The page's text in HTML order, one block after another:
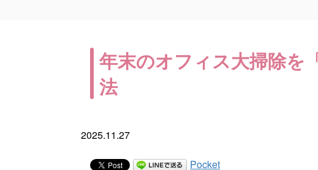
年末のオフィス大掃除を
法
2025.11.27
Pocket